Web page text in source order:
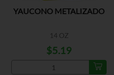
YAUCONO METALIZADO
14 OZ
$5.19